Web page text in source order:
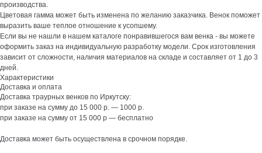
производства.
Цветовая гамма может быть изменена по желанию заказчика. Венок поможет
выразить ваше теплое отношение к усопшему.
Если вы не нашли в нашем каталоге понравившегося вам венка - вы можете
оформить заказ на индивидуальную разработку модели. Срок изготовления
зависит от сложности, наличия материалов на складе и составляет от 1 до 3
дней.
Характеристики
Доставка и оплата
Доставка траурных венков по Иркутску:
при заказе на сумму до 15 000 р. — 1000 р.
при заказе на сумму от 15 000 р — бесплатно
Доставка может быть осуществлена в срочном порядке.